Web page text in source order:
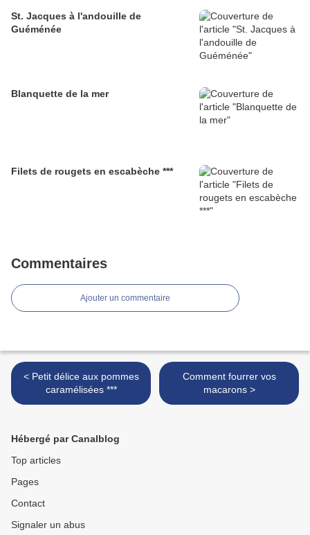
St. Jacques à l'andouille de
Guéménée
Blanquette de la mer
Filets de rougets en escabèche ***
Commentaires
Ajouter un commentaire
< Petit délice aux pommes
caramélisées ***
Comment fourrer vos
macarons >
Hébergé par Canalblog
Top articles
Pages
Contact
Signaler un abus